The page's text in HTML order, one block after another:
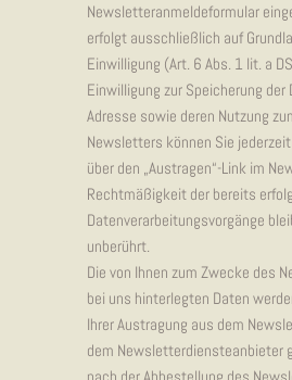
Newsletteranmeldeformular
erfolgt ausschließlich auf
Einwilligung (Art. 6 Abs. 1 lit. a
Einwilligung zur Speicherung der
Adresse sowie deren Nutzung
Newsletters können Sie
über den „Austragen“-Link im
Rechtmäßigkeit der bereits
Datenverarbeitungsvorgänge
unberührt.
Die von Ihnen zum Zwecke des
bei uns hinterlegten Daten
Ihrer Austragung aus dem
dem Newsletterdiensteanbieter